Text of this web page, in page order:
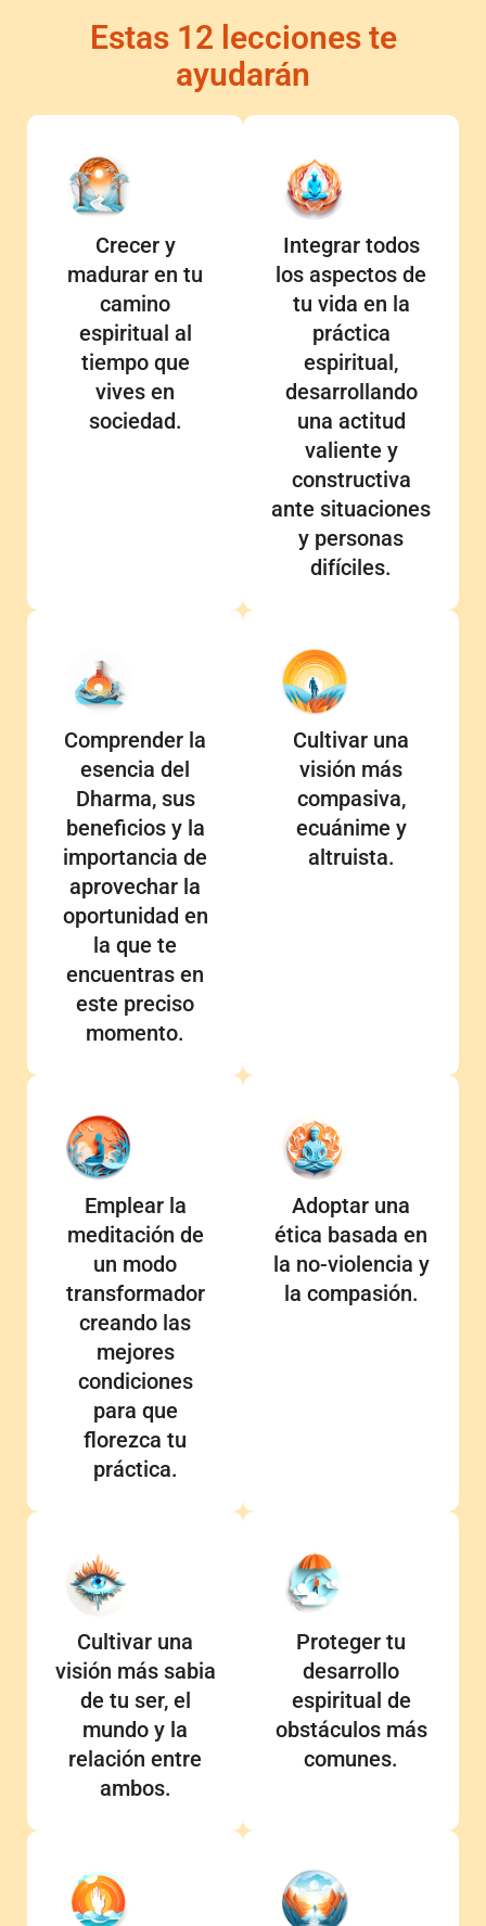
Estas 12 lecciones te
ayudarán
Crecer y
madurar en tu
camino
espiritual al
tiempo que
vives en
sociedad.
Integrar todos
los aspectos de
tu vida en la
práctica
espiritual,
desarrollando
una actitud
valiente y
constructiva
ante situaciones
y personas
difíciles.
Comprender la
esencia del
Dharma, sus
beneficios y la
importancia de
aprovechar la
oportunidad en
la que te
encuentras en
este preciso
momento.
Cultivar una
visión más
compasiva,
ecuánime y
altruista.
Emplear la
meditación de
un modo
transformador
creando las
mejores
condiciones
para que
florezca tu
práctica.
Adoptar una
ética basada en
la no-violencia y
la compasión.
Cultivar una
visión más sabia
de tu ser, el
mundo y la
relación entre
ambos.
Proteger tu
desarrollo
espiritual de
obstáculos más
comunes.